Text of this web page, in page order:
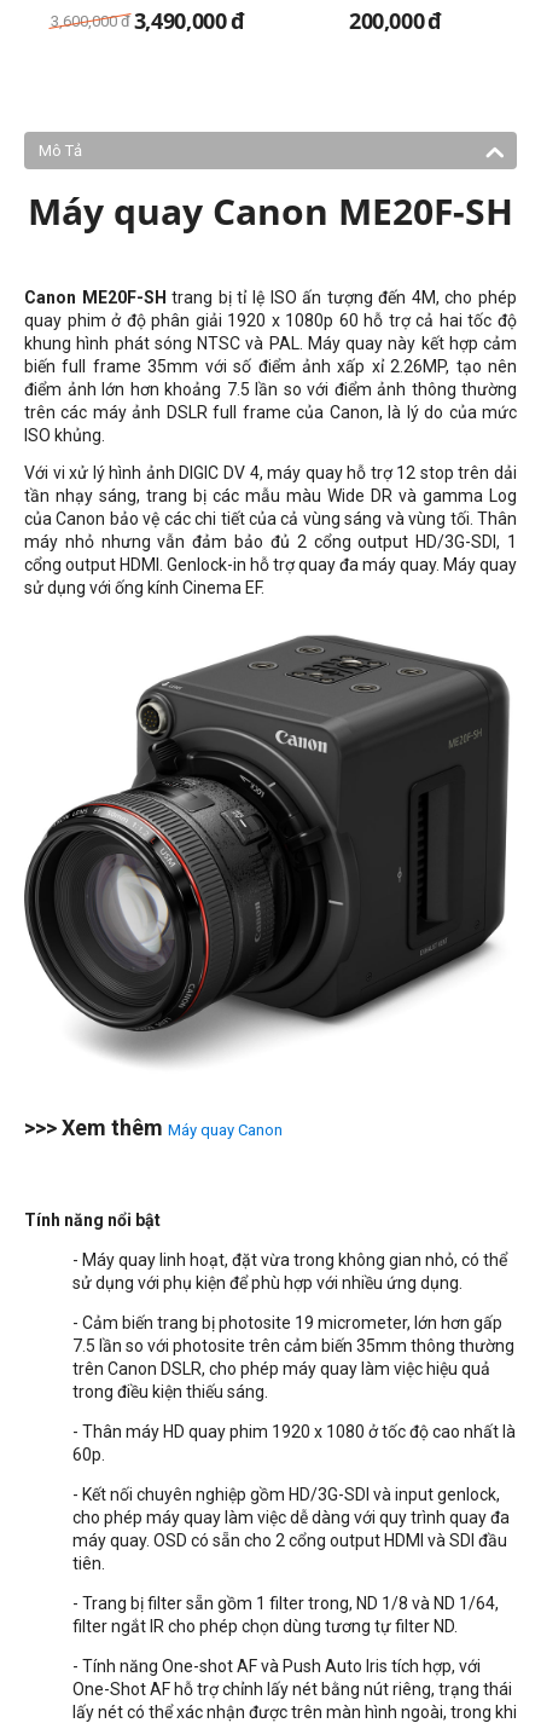
3,600,000 đ 3,490,000đ 200,000đ
Mô Tả
Máy quay Canon ME20F-SH
Canon ME20F-SH trang bị tỉ lệ ISO ấn tượng đến 4M, cho phép
quay phim ở độ phân giải 1920 x 1080p 60 hỗ trợ cả hai tốc độ
khung hình phát sóng NTSC và PAL. Máy quay này kết hợp cảm
biến full frame 35mm với số điểm ảnh xấp xỉ 2.26MP, tạo nên
điểm ảnh lớn hơn khoảng 7.5 lần so với điểm ảnh thông thường
trên các máy ảnh DSLR full frame của Canon, là lý do của mức
ISO khủng.
Với vi xử lý hình ảnh DIGIC DV 4, máy quay hỗ trợ 12 stop trên dải
tần nhạy sáng, trang bị các mẫu màu Wide DR và gamma Log
của Canon bảo vệ các chi tiết của cả vùng sáng và vùng tối. Thân
máy nhỏ nhưng vẫn đảm bảo đủ 2 cổng output HD/3G-SDI, 1
cổng output HDMI. Genlock-in hỗ trợ quay đa máy quay. Máy quay
sử dụng với ống kính Cinema EF.
>>> Xem thêm Máy quay Canon
Tính năng nổi bật
- Máy quay linh hoạt, đặt vừa trong không gian nhỏ, có thể
sử dụng với phụ kiện để phù hợp với nhiều ứng dụng.
- Cảm biến trang bị photosite 19 micrometer, lớn hơn gấp
7.5 lần so với photosite trên cảm biến 35mm thông thường
trên Canon DSLR, cho phép máy quay làm việc hiệu quả
trong điều kiện thiếu sáng.
- Thân máy HD quay phim 1920 x 1080 ở tốc độ cao nhất là
60p.
- Kết nối chuyên nghiệp gồm HD/3G-SDI và input genlock,
cho phép máy quay làm việc dễ dàng với quy trình quay đa
máy quay. OSD có sẵn cho 2 cổng output HDMI và SDI đầu
tiên.
- Trang bị filter sẵn gồm 1 filter trong, ND 1/8 và ND 1/64,
filter ngắt IR cho phép chọn dùng tương tự filter ND.
- Tính năng One-shot AF và Push Auto Iris tích hợp, với
One-Shot AF hỗ trợ chỉnh lấy nét bằng nút riêng, trạng thái
lấy nét có thể xác nhận được trên màn hình ngoài, trong khi